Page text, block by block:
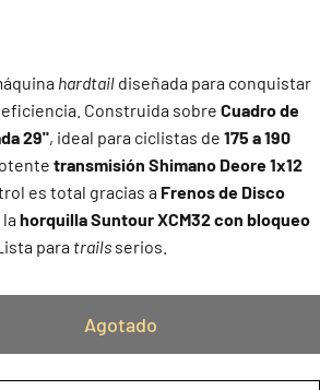
hardtail diseñada para conquistar
Construida sobre Cuadro de
29", ideal para ciclistas de 175 a 190
transmisión Shimano Deore 1x12
es total gracias a Frenos de Disco
la horquilla Suntour XCM32 con bloqueo
Lista para trails serios.
Agotado